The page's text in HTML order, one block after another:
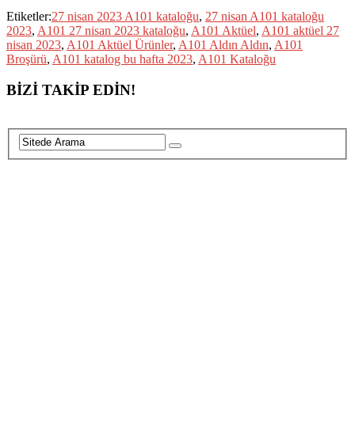
Etiketler:27 nisan 2023 A101 kataloğu, 27 nisan A101 kataloğu
2023, A101 27 nisan 2023 kataloğu, A101 Aktüel, A101 aktüel 27
nisan 2023, A101 Aktüel Ürünler, A101 Aldın Aldın, A101
Broşürü, A101 katalog bu hafta 2023, A101 Kataloğu
BİZİ TAKİP EDİN!